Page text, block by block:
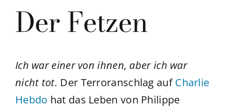
Der Fetzen
Ich war einer von ihnen, aber ich war
nicht tot. Der Terroranschlag aufCharlie
Hebdo hat das Leben von Philippe